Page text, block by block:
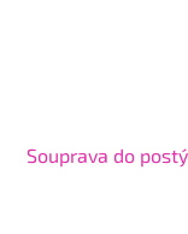
Souprava do